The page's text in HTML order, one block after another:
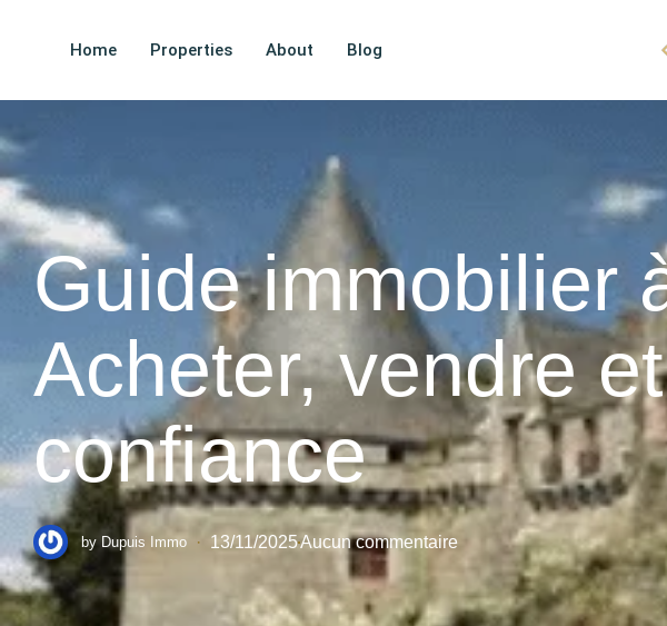
Home Properties About Blog
Guide immobilier
Acheter, vendre
confiance
by Dupuis Immo · 13/11/2025Aucun commentaire